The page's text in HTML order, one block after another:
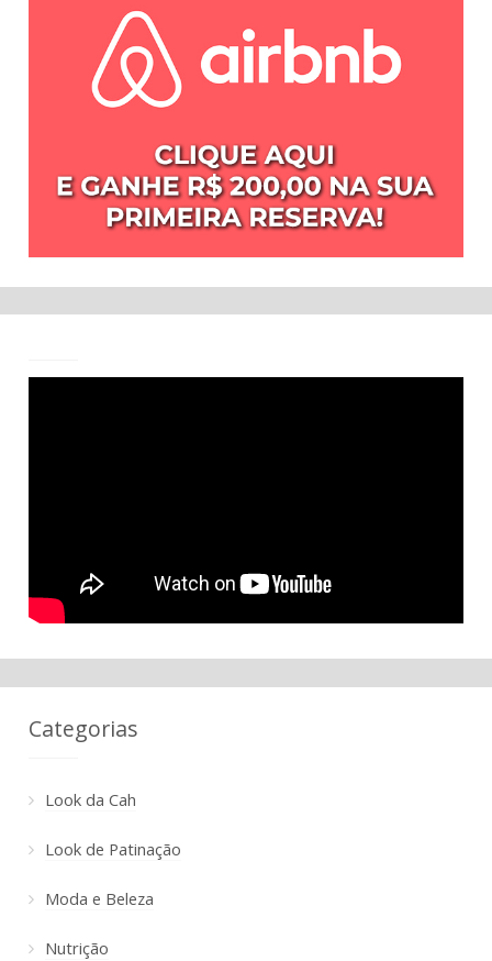
Categorias
Look da Cah
Look de Patinação
Moda e Beleza
Nutrição